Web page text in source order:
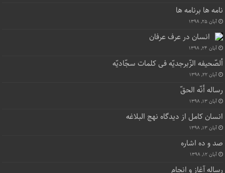
نامه ها برنامه ها
آبان ۲۵, ۱۳۹۸
انسان در عرف عرفان
آبان ۲۴, ۱۳۹۸
ألصّحیفه الزّبرجدیّه فی کلمات سجّادیّه
آبان ۲۲, ۱۳۹۸
رساله أنّه الحقّ
آبان ۱۳, ۱۳۹۸
انسان کامل از دیدگاه نهج البلاغه
آبان ۱۳, ۱۳۹۸
صد و ده اشاره
آبان ۱۲, ۱۳۹۸
رساله آغاز و انجام